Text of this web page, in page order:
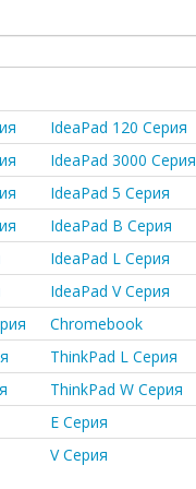
IdeaPad 120 Серия
IdeaPad 3000 Серия
IdeaPad 5 Серия
IdeaPad B Серия
IdeaPad L Серия
IdeaPad V Серия
Chromebook
ThinkPad L Серия
ThinkPad W Серия
E Серия
V Серия